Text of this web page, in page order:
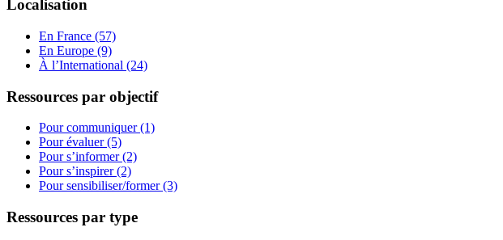
Localisation
En France (57)
En Europe (9)
À l’International (24)
Ressources par objectif
Pour communiquer (1)
Pour évaluer (5)
Pour s’informer (2)
Pour s’inspirer (2)
Pour sensibiliser/former (3)
Ressources par type